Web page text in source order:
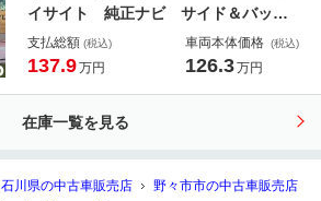
イサイト 純正ナビ サイド＆バック
カメラ アイサイト レーダークルー
ズ 禁煙車 ドラレコ コーナーセン
トライト
支払総額 (税込)
137.9万円
車両本体価格 (税込)
126.3万円
在庫一覧を見る
石川県の中古車販売店
野々市市の中古車販売店